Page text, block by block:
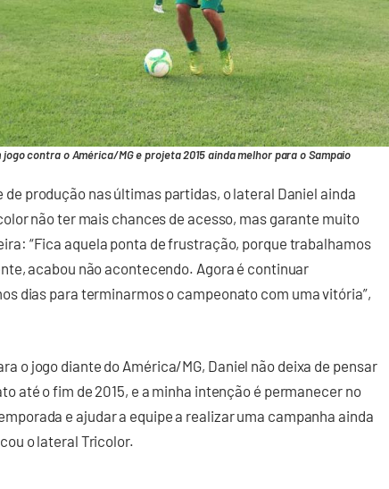
jogo contra o América/MG e projeta 2015 ainda melhor para o Sampaio
produção nas últimas partidas, o lateral Daniel ainda
não ter mais chances de acesso, mas garante muito
“Fica aquela ponta de frustração, porque trabalhamos
acabou não acontecendo. Agora é continuar
dias para terminarmos o campeonato com uma vitória”,
o jogo diante do América/MG, Daniel não deixa de pensar
até o fim de 2015, e a minha intenção é permanecer no
e ajudar a equipe a realizar uma campanha ainda
o lateral Tricolor.